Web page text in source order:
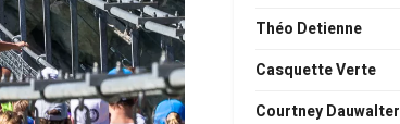
Théo Detienne
Casquette Verte
Courtney Dauwalter